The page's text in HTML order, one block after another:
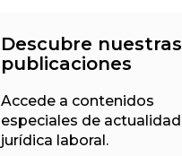
Descubre nuestras
publicaciones
Accede a contenidos
especiales de actualidad
jurídica laboral.